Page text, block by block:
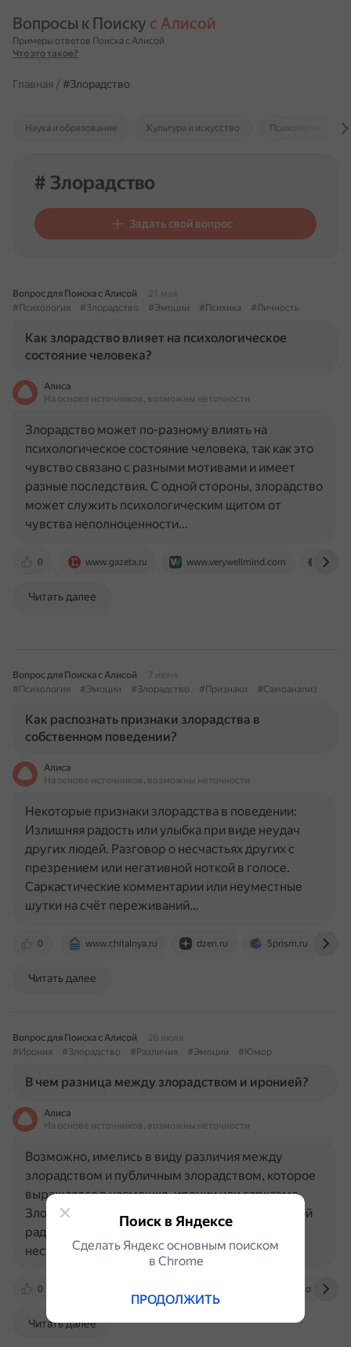
Вопросы к Поиску с Алисой
Примеры ответов Поиска с Алисой
Что это такое?
Главная / #Злорадство
Наука и образование Культура и искусство Психология и
# Злорадство
Задать свой вопрос
Вопрос для Поиска с Алисой
21 мая
#Психология
#Злорадство #Эмоции #Психика #Личность
Как злорадство влияет на психологическое
состояние человека?
Алиса
На основе источников, возможны неточности
0 www.gazeta.ru www.verywellmind.com
Злорадство может по-разному влиять на
психологическое состояние человека, так как это
чувство связано с разными мотивами и имеет
разные последствия. С одной стороны, злорадство
может служить психологическим щитом от
чувства неполноценности…
Читать далее
Вопрос для Поиска с Алисой
7 июня
#Психология
#Эмоции #Злорадство #Признаки #Самоанализ
Как распознать признаки злорадства в
собственном поведении?
Алиса
На основе источников, возможны неточности
0 www.chitalnya.ru dzen.ru 5prism.ru
Некоторые признаки злорадства в поведении:
Излишняя радость или улыбка при виде неудач
других людей. Разговор о несчастьях других с
презрением или негативной ноткой в голосе.
Саркастические комментарии или неуместные
шутки на счёт переживаний…
Читать далее
Вопрос для Поиска с Алисой
26 июля
#Ирония
#Злорадство #Различия #Эмоции #Юмор
В чем разница между злорадством и иронией?
Алиса
На основе источников, возможны неточности
0
Возможно, имелись в виду различия между
злорадством и публичным злорадством, которое
выражается в насмешке, иронии или сарказме.
Злорадство — чувство удовлетворения, злобной
радости, которое испытывают при неудаче или
несчастье кого-либо другого…
Читать далее
Поиск в Яндексе
Сделать Яндекс основным поиском
в Сhrome
ПРОДОЛЖИТЬ